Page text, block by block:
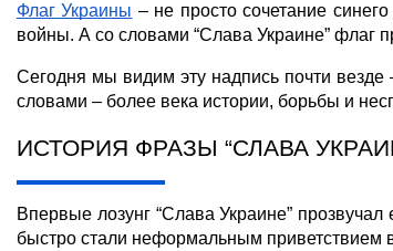
Флаг Украины – не просто сочетание
войны. А со словами “Слава Украине” флаг
Сегодня мы видим эту надпись почти
словами – более века истории, борьбы и
ИСТОРИЯ ФРАЗЫ “СЛАВА
Впервые лозунг “Слава Украине”
быстро стали неформальным приветствием